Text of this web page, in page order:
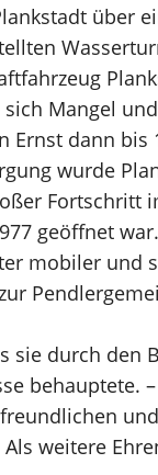
über
Mangel
Ernst dann
wurde
Fortschritt
geöffnet
mobiler
sie durch den
behauptete.
weitere